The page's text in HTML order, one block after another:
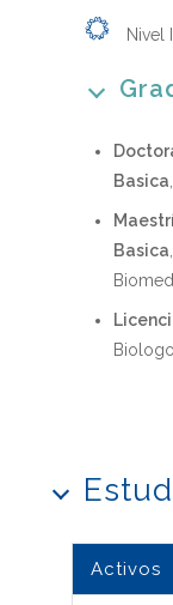
Nivel
Basica
Basica
Biologo
Activos